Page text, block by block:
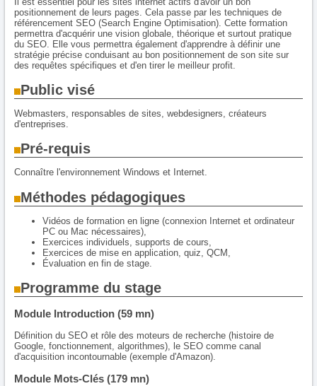
positionnement de leurs pages. Cela passe par les techniques de
référencement SEO (Search Engine Optimisation). Cette formation
permettra d'acquérir une vision globale, théorique et surtout pratique
du SEO. Elle vous permettra également d'apprendre à définir une
stratégie précise conduisant au bon positionnement de son site sur
des requêtes spécifiques et d'en tirer le meilleur profit.
Public visé
Webmasters, responsables de sites, webdesigners, créateurs
d'entreprises.
Pré-requis
Connaître l'environnement Windows et Internet.
Méthodes pédagogiques
Vidéos de formation en ligne (connexion Internet et ordinateur
PC ou Mac nécessaires),
Exercices individuels, supports de cours,
Exercices de mise en application, quiz, QCM,
Évaluation en fin de stage.
Programme du stage
Module Introduction (59 mn)
Définition du SEO et rôle des moteurs de recherche (histoire de
Google, fonctionnement, algorithmes), le SEO comme canal
d'acquisition incontournable (exemple d'Amazon).
Module Mots-Clés (179 mn)